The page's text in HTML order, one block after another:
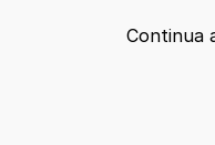
Continua